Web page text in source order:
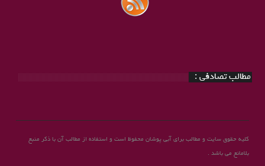
مطالب تصادفی :
کلیه حقوق سایت و مطالب برای آبی پوشان محفوظ است و استفاده از مطالب آن با ذکر منبع
بلامانع می باشد .